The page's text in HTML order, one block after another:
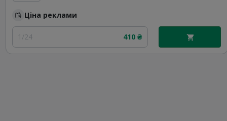
Ціна реклами
1/24 410 ₴